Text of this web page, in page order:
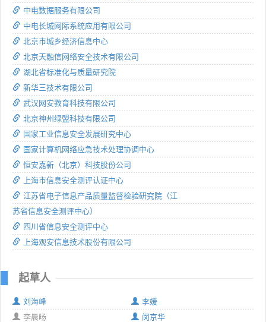
中电数据服务有限公司
中电长城网际系统应用有限公司
北京市城乡经济信息中心
北京天融信网络安全技术有限公司
湖北省标准化与质量研究院
新华三技术有限公司
武汉网安教育科技有限公司
北京神州绿盟科技有限公司
国家工业信息安全发展研究中心
国家计算机网络应急技术处理协调中心
恒安嘉新（北京）科技股份公司
上海市信息安全测评认证中心
江苏省电子信息产品质量监督检验研究院（江
苏省信息安全测评中心）
四川省信息安全测评中心
上海观安信息技术股份有限公司
起草人
刘海峰
李媛
李晨旸
闵京华